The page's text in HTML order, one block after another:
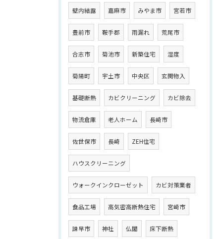
壁内結露 嘉麻市 みやま市 宮若市
豊前市 鞍手郡 雨漏れ 荒尾市
合志市 菊池市 新築住宅 湿度
菊陽町 宇土市 中央区 玄関物入
基礎断熱 カビクリーニング カビ除去
物流倉庫 老人ホーム 長崎市
佐世保市 長崎 ZEH住宅
ハウスクリーニング
ウォークインクローゼット カビ対策業者
食品工場 高気密高断熱住宅 宮崎市
諫早市 神社 仏閣 床下断熱